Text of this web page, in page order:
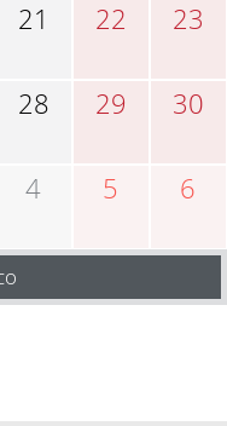
21 22 23
28 29 30
4 5 6